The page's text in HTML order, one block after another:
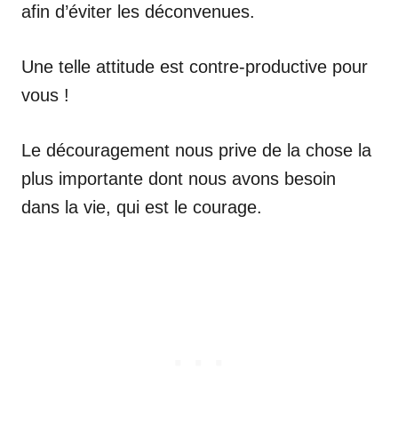
afin d’éviter les déconvenues.
Une telle attitude est contre-productive pour
vous !
Le découragement nous prive de la chose la
plus importante dont nous avons besoin
dans la vie, qui est le courage.